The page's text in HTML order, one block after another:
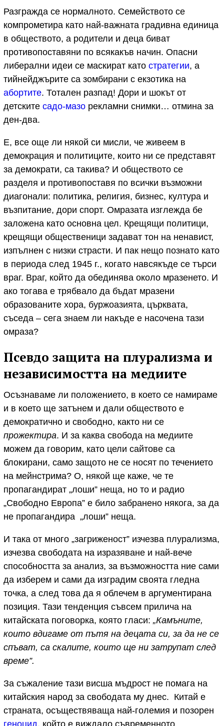
Разгражда се нормалното. Семейството се
компрометира като най-важната градивна единица
в обществото, а родители и деца биват
противопоставяни по всякакъв начин. Опасни
либерални идеи се маскират като стратегии, а
тийнейджърите са зомбирани с екзотика на
абортите. Тотален разпад! Дори и шокът от
детските садо-мазо рекламни снимки… отмина за
ден-два.
Е, все още ли някой си мисли, че живеем в
демокрация и политиците, които ни се представят
за демократи, са такива? И обществото се
разделя и противопоставя по всички възможни
диагонали: политика, религия, бизнес, култура и
възпитание, дори спорт. Омразата изглежда бе
заложена като основна цел. Крещящи политици,
крещящи общественици задават тон на ненавист,
изпълнен с низки страсти. И пак нещо познато като
в периода след 1945 г., когато навсякъде се търси
враг. Враг, който да обединява около мразенето. И
ако тогава е трябвало да бъдат мразени
образованите хора, буржоазията, църквата,
съседа – сега знаем ли накъде е насочена тази
омраза?
Псевдо защита на плурализма и
независимостта на медиите
Осъзнаваме ли положението, в което се намираме
и в което ще затънем и дали обществото е
демократично и свободно, както ни се
прожектира. И за каква свобода на медиите
можем да говорим, като цели сайтове са
блокирани, само защото не се носят по течението
на мейнстрима? О, някой ще каже, че те
пропагандират „лоши” неща, но то и радио
„Свободно Европа” е било забранено някога, за да
не пропагандира „лоши” неща.
И така от много „загриженост” изчезва плурализма,
изчезва свободата на изразяване и най-вече
способността за анализ, за възможността ние сами
да изберем и сами да изградим своята гледна
точка, а след това да я облечем в аргументирана
позиция. Тази тенденция съвсем прилича на
китайската поговорка, която гласи: „Камъните,
които вдигаме от пътя на децата си, за да не се
спъват, са скалите, които ще ни затрупат след
време”.
За съжаление тази висша мъдрост не помага на
китайския народ за свободата му днес. Китай е
страната, осъществяваща най-големия и позорен
геноцид, който е виждало съвременното